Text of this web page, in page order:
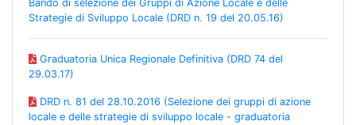
Bando di selezione dei Gruppi di Azione Locale e delle
Strategie di Sviluppo Locale (DRD n. 19 del 20.05.16)
Graduatoria Unica Regionale Definitiva (DRD 74 del
29.03.17)
DRD n. 81 del 28.10.2016 (Selezione dei gruppi di azione
locale e delle strategie di sviluppo locale - graduatoria